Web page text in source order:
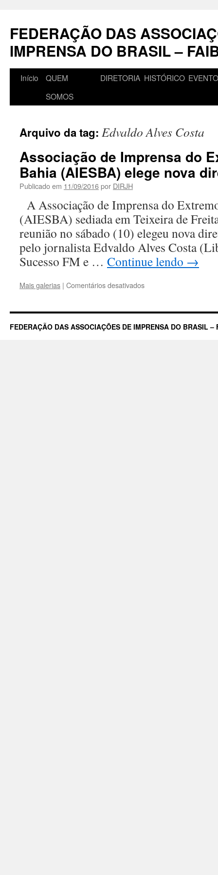
conteúdo
FEDERAÇÃO DAS
IMPRENSA DO BRASIL –
Início
QUEM
SOMOS
DIRETORIA HISTÓRICO
Arquivo da tag: Edvaldo Alves Costa
Associação de Imprensa do
Bahia (AIESBA) elege nova
Publicado em 11/09/2016por DIRJH
A Associação de Imprensa do
(AIESBA) sediada em Teixeira de
reunião no sábado (10) elegeu nova
pelo jornalista Edvaldo Alves Costa
Sucesso FM e … Continue lendo →
Mais galerias | Comentários desativadosem
Imprensa
do
FEDERAÇÃO DAS ASSOCIAÇÕES DE IMPRENSA DO BRASIL –